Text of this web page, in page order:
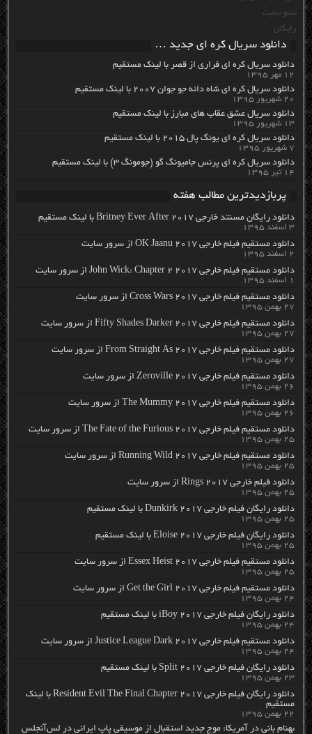
سئو سایت
رایگان
دانلود سریال کره ای جدید …
دانلود سریال کره ای فراری از قصر با لینک مستقیم
۱۲ مهر ۱۳۹۵
دانلود سریال کره ای شاه دائه جو جوان ۲۰۰۷ با لینک مستقیم
۲۰ شهریور ۱۳۹۵
دانلود سریال عشق عقاب های مبارز با لینک مستقیم
۱۳ شهریور ۱۳۹۵
دانلود سریال کره ای یونگ پال ۲۰۱۵ با لینک مستقیم
۷ شهریور ۱۳۹۵
دانلود سریال کره ای پرنس جامیونگ گو (جومونگ ۳) با لینک مستقیم
۱۴ تیر ۱۳۹۵
پربازدیدترین مطالب هفته
دانلود رایگان مسنتد خارجی Britney Ever After 2017 با لینک مستقیم
۳ اسفند ۱۳۹۵
دانلود مستقیم فیلم خارجی OK Jaanu 2017 از سرور سایت
۲ اسفند ۱۳۹۵
دانلود مستقیم فیلم خارجی John Wick: Chapter 2 2017 از سرور سایت
۱ اسفند ۱۳۹۵
دانلود مستقیم فیلم خارجی Cross Wars 2017 از سرور سایت
۲۷ بهمن ۱۳۹۵
دانلود مستقیم فیلم خارجی Fifty Shades Darker 2017 از سرور سایت
۲۷ بهمن ۱۳۹۵
دانلود مستقیم فیلم خارجی From Straight As 2017 از سرور سایت
۲۷ بهمن ۱۳۹۵
دانلود مستقیم فیلم خارجی Zeroville 2017 از سرور سایت
۲۶ بهمن ۱۳۹۵
دانلود مستقیم فیلم خارجی The Mummy 2017 از سرور سایت
۲۶ بهمن ۱۳۹۵
دانلود مستقیم فیلم خارجی The Fate of the Furious 2017 از سرور سایت
۲۵ بهمن ۱۳۹۵
دانلود مستقیم فیلم خارجی Running Wild 2017 از سرور سایت
۲۵ بهمن ۱۳۹۵
دانلود فیلم خارجی Rings 2017 از سرور سایت
۲۵ بهمن ۱۳۹۵
دانلود رایگان فیلم خارجی Dunkirk 2017 با لینک مستقیم
۲۵ بهمن ۱۳۹۵
دانلود رایگان فیلم خارجی Eloise 2017 با لینک مستقیم
۲۵ بهمن ۱۳۹۵
دانلود مستقیم فیلم خارجی Essex Heist 2017 از سرور سایت
۲۵ بهمن ۱۳۹۵
دانلود مستقیم فیلم خارجی Get the Girl 2017 از سرور سایت
۲۴ بهمن ۱۳۹۵
دانلود رایگان فیلم خارجی iBoy 2017 با لینک مستقیم
۲۴ بهمن ۱۳۹۵
دانلود مستقیم فیلم خارجی Justice League Dark 2017 از سرور سایت
۲۴ بهمن ۱۳۹۵
دانلود رایگان فیلم خارجی Split 2017 با لینک مستقیم
۲۳ بهمن ۱۳۹۵
دانلود رایگان فیلم خارجی Resident Evil The Final Chapter 2017 با لینک
مستقیم
۲۲ بهمن ۱۳۹۵
بهنام بانی در آمریکا: موج جدید استقبال از موسیقی پاپ ایرانی در لس‌آنجلس